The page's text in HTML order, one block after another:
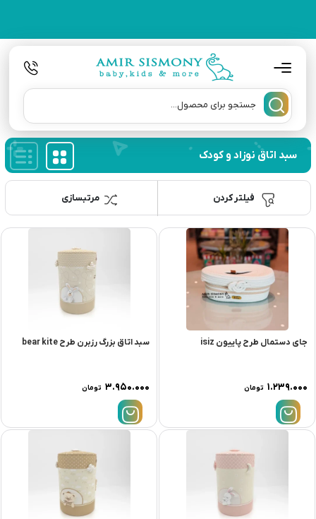
سبد اتاق نوزاد و کودک
مرتبسازی فیلتر کردن
جای دستمال طرح پاییون isiz
۱.۲۳۹.۰۰۰ تومان
سبد اتاق بزرگ رزبرن طرح bear kite
۳.۹۵۰.۰۰۰ تومان